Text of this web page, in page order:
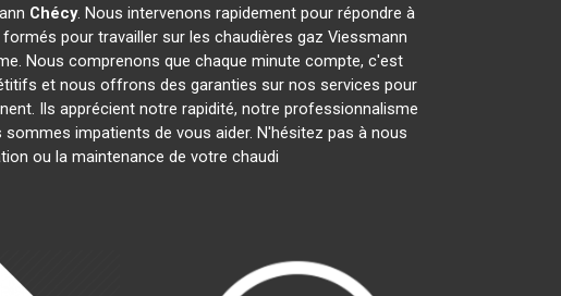
Chécy. Nous intervenons rapidement pour répondre à
pour travailler sur les chaudières gaz Viessmann
Nous comprenons que chaque minute compte, c'est
et nous offrons des garanties sur nos services pour
Ils apprécient notre rapidité, notre professionnalisme
impatients de vous aider. N'hésitez pas à nous
ou la maintenance de votre chaudi